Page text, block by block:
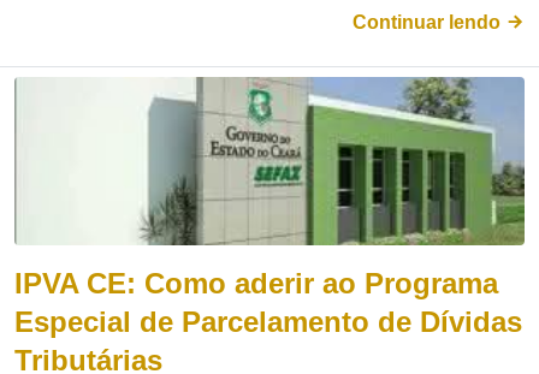
Continuar lendo
IPVA CE: Como aderir ao Programa
Especial de Parcelamento de Dívidas
Tributárias